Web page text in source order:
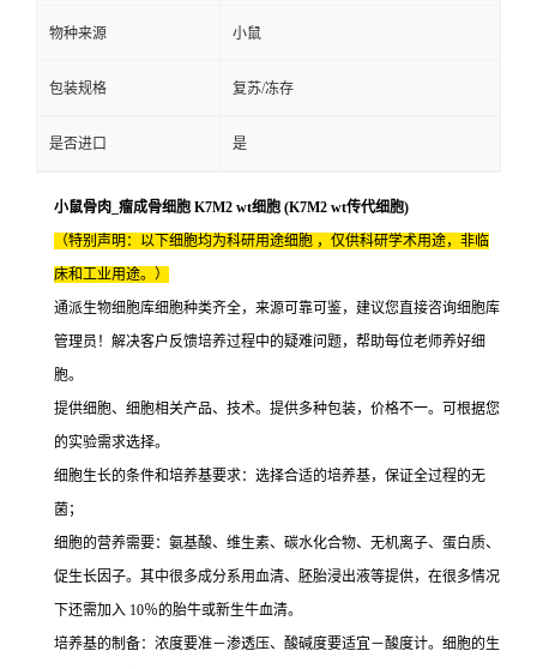
物种来源 小鼠
包装规格 复苏/冻存
是否进口 是
小鼠骨肉_瘤成骨细胞 K7M2 wt细胞 (K7M2 wt传代细胞)
（特别声明：以下细胞均为科研用途细胞 ，仅供科研学术用途，非临
床和工业用途。）
通派生物细胞库细胞种类齐全，来源可靠可鉴，建议您直接咨询细胞库
管理员！解决客户反馈培养过程中的疑难问题，帮助每位老师养好细
胞。
提供细胞、细胞相关产品、技术。提供多种包装，价格不一。可根据您
的实验需求选择。
细胞生长的条件和培养基要求：选择合适的培养基，保证全过程的无
菌；
细胞的营养需要：氨基酸、维生素、碳水化合物、无机离子、蛋白质、
促生长因子。其中很多成分系用血清、胚胎浸出液等提供，在很多情况
下还需加入 10％的胎牛或新生牛血清。
培养基的制备：浓度要准－渗透压、酸碱度要适宜－酸度计。细胞的生